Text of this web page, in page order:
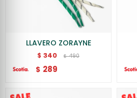
LLAVERO ZORAYNE
$ 340 $ 490
$ 289